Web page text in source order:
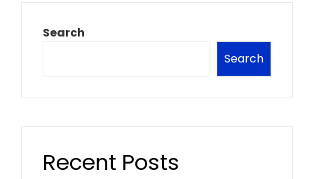
Search
Search
Recent Posts